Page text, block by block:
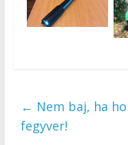
← Nem baj, ha
fegyver!